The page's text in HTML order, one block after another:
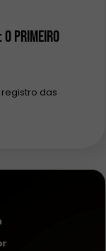
o primeiro
das